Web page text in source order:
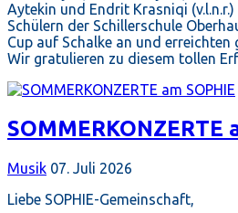
Aytekin und Endrit Krasniqi
Schülern der Schillerschule
Cup auf Schalke an und erreichten
Wir gratulieren zu diesem tollen
SOMMERKONZERTE
Musik 07. Juli 2026
Liebe SOPHIE-Gemeinschaft,